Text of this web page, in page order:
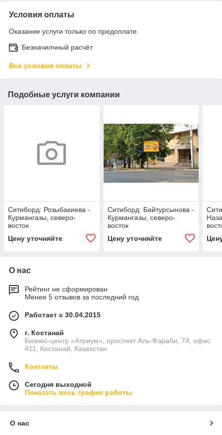
Условия оплаты
Оказание услуги только по предоплате.
Безначилчный расчёт
Все условия оплаты
Подобные услуги компании
Ситиборд: Розыбакиева -
Курмангазы, северо-
восток
Цену уточняйте
Ситиборд: Байтурсынова -
Курмангазы, северо-
восток
Цену уточняйте
О нас
Рейтинг не сформирован
Менее 5 отзывов за последний год
Работает с 30.04.2015
г. Костанай
Бизнес-центр «Атриум», проспект Аль-Фараби, 74, офис
411, Костанай, Казахстан
Контакты
Сегодня выходной
Показать весь график работы
О нас